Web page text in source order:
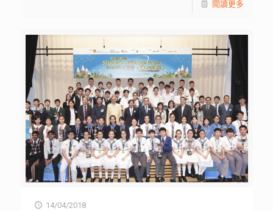
閱讀更多
14/04/2018